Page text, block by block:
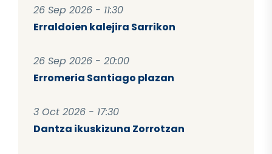
26 Sep 2026 - 11:30
Erraldoien kalejira Sarrikon
26 Sep 2026 - 20:00
Erromeria Santiago plazan
3 Oct 2026 - 17:30
Dantza ikuskizuna Zorrotzan